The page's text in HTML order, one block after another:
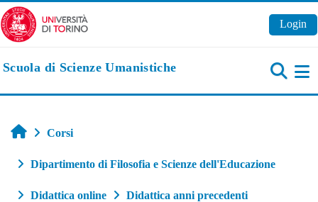
Vai al contenuto principale
Login
Scuola di Scienze Umanistiche
Home
Corsi
Dipartimento di Filosofia e Scienze dell'Educazione
Didattica online Didattica anni precedenti